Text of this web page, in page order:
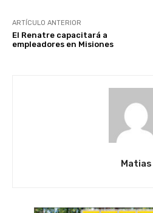
ARTÍCULO ANTERIOR
El Renatre capacitará a
empleadores en Misiones
Matias